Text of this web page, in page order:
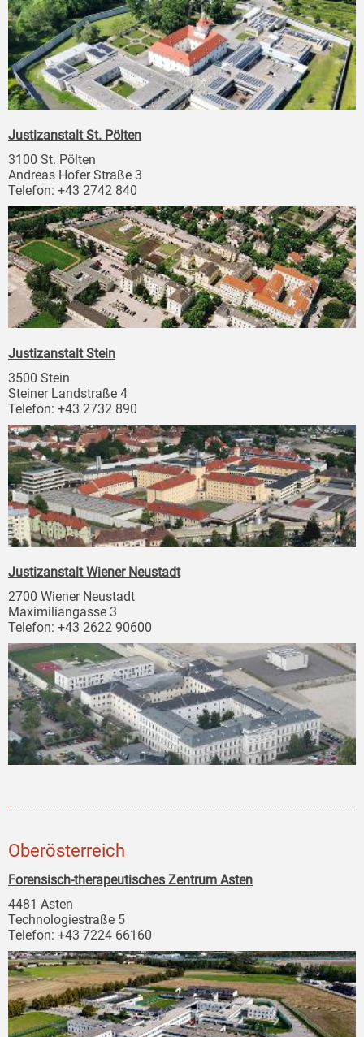
Justizanstalt St. Pölten
3100 St. Pölten
Andreas Hofer Straße 3
Telefon: +43 2742 840
Justizanstalt Stein
3500 Stein
Steiner Landstraße 4
Telefon: +43 2732 890
Justizanstalt Wiener Neustadt
2700 Wiener Neustadt
Maximiliangasse 3
Telefon: +43 2622 90600
Oberösterreich
Forensisch-therapeutisches Zentrum Asten
4481 Asten
Technologiestraße 5
Telefon: +43 7224 66160